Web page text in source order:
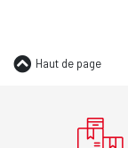
Haut de page